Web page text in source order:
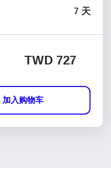
7 天
TWD 727
加入购物车